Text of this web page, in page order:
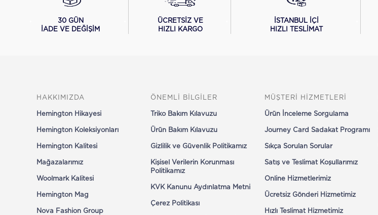
30 GÜN
İADE VE DEĞİŞİM
ÜCRETSİZ VE
HIZLI KARGO
İSTANBUL İÇİ
HIZLI TESLİMAT
HAKKIMIZDA
Hemington Hikayesi
Hemington Koleksiyonları
Hemington Kalitesi
Mağazalarımız
Woolmark Kalitesi
Hemington Mag
Nova Fashion Group
ÖNEMLİ BİLGİLER
Triko Bakım Kılavuzu
Ürün Bakım Kılavuzu
Gizlilik ve Güvenlik Politikamız
Kişisel Verilerin Korunması
Politikamız
KVK Kanunu Aydınlatma Metni
Çerez Politikası
MÜŞTERİ HİZMETLERİ
Ürün İnceleme Sorgulama
Journey Card Sadakat Programı
Sıkça Sorulan Sorular
Satış ve Teslimat Koşullarımız
Online Hizmetlerimiz
Ücretsiz Gönderi Hizmetimiz
Hızlı Teslimat Hizmetimiz